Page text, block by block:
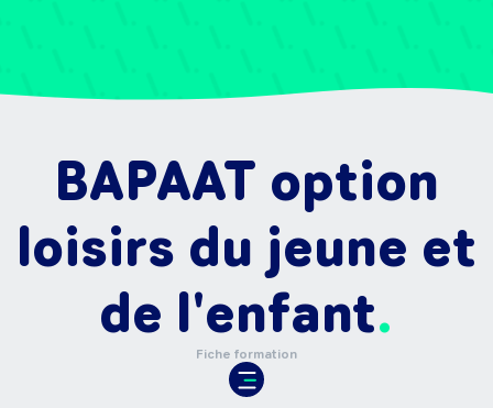
BAPAAT option
loisirs du jeune et
de l'enfant
Fiche formation